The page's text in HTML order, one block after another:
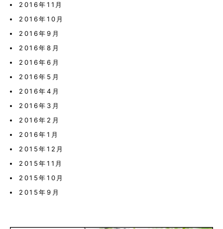
2016年11月
2016年10月
2016年9月
2016年8月
2016年6月
2016年5月
2016年4月
2016年3月
2016年2月
2016年1月
2015年12月
2015年11月
2015年10月
2015年9月